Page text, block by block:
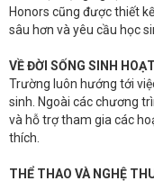
Honors cũng được thiết
sâu hơn và yêu cầu học
VỀ ĐỜI SỐNG SINH HOẠT
Trường luôn hướng tới
sinh. Ngoài các chương
và hỗ trợ tham gia các
thích.
THỂ THAO VÀ NGHỆ